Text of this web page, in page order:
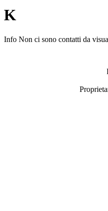
K
Info Non ci sono contatti da